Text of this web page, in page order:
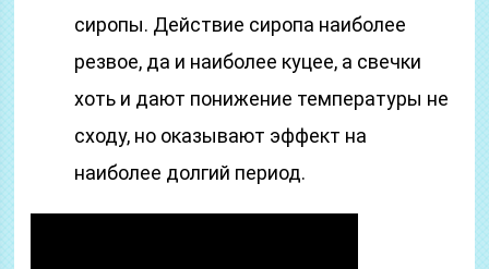
сиропы. Действие сиропа наиболее
резвое, да и наиболее куцее, а свечки
хоть и дают понижение температуры не
сходу, но оказывают эффект на
наиболее долгий период.